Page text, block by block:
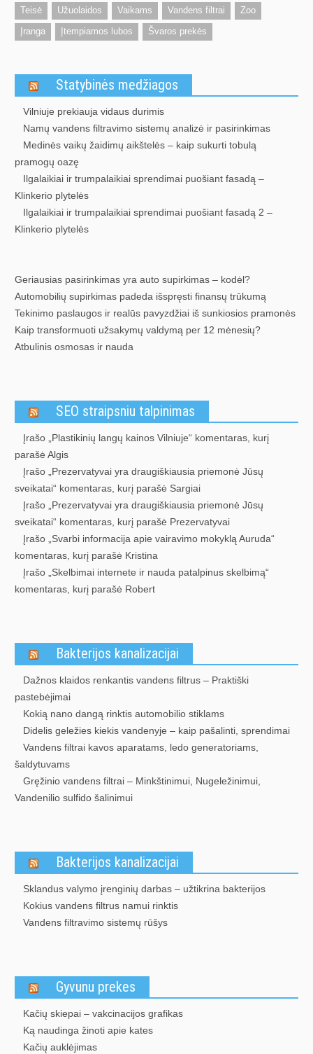
Teisė Užuolaidos Vaikams Vandens filtrai
Zoo
Įranga
Įtempiamos lubos Švaros prekės
Statybinės medžiagos
Vilniuje prekiauja vidaus durimis
Namų vandens filtravimo sistemų analizė ir pasirinkimas
Medinės vaikų žaidimų aikštelės – kaip sukurti tobulą
pramogų oazę
Ilgalaikiai ir trumpalaikiai sprendimai puošiant fasadą –
Klinkerio plytelės
Ilgalaikiai ir trumpalaikiai sprendimai puošiant fasadą 2 –
Klinkerio plytelės
Geriausias pasirinkimas yra auto supirkimas – kodėl?
Automobilių supirkimas padeda išspręsti finansų trūkumą
Tekinimo paslaugos ir realūs pavyzdžiai iš sunkiosios pramonės
Kaip transformuoti užsakymų valdymą per 12 mėnesių?
Atbulinis osmosas ir nauda
SEO straipsniu talpinimas
Įrašo „Plastikinių langų kainos Vilniuje“ komentaras, kurį
parašė Algis
Įrašo „Prezervatyvai yra draugiškiausia priemonė Jūsų
sveikatai“ komentaras, kurį parašė Sargiai
Įrašo „Prezervatyvai yra draugiškiausia priemonė Jūsų
sveikatai“ komentaras, kurį parašė Prezervatyvai
Įrašo „Svarbi informacija apie vairavimo mokyklą Auruda“
komentaras, kurį parašė Kristina
Įrašo „Skelbimai internete ir nauda patalpinus skelbimą“
komentaras, kurį parašė Robert
Bakterijos kanalizacijai
Dažnos klaidos renkantis vandens filtrus – Praktiški
pastebėjimai
Kokią nano dangą rinktis automobilio stiklams
Didelis geležies kiekis vandenyje – kaip pašalinti, sprendimai
Vandens filtrai kavos aparatams, ledo generatoriams,
šaldytuvams
Gręžinio vandens filtrai – Minkštinimui, Nugeležinimui,
Vandenilio sulfido šalinimui
Bakterijos kanalizacijai
Sklandus valymo įrenginių darbas – užtikrina bakterijos
Kokius vandens filtrus namui rinktis
Vandens filtravimo sistemų rūšys
Gyvunu prekes
Kačių skiepai – vakcinacijos grafikas
Ką naudinga žinoti apie kates
Kačių auklėjimas